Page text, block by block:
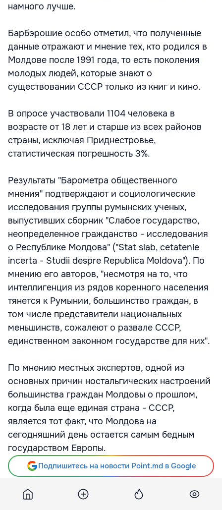
намного лучше.
Барбэрошие особо отметил, что полученные
данные отражают и мнение тех, кто родился в
Молдове после 1991 года, то есть поколения
молодых людей, которые знают о
существовании СССР только из книг и кино.
В опросе участвовали 1104 человека в
возрасте от 18 лет и старше из всех районов
страны, исключая Приднестровье,
статистическая погрешность 3%.
Результаты "Барометра общественного
мнения" подтверждают и социологические
исследования группы румынских ученых,
выпустивших сборник "Слабое государство,
неопределенное гражданство - исследования
о Республике Молдова" ("Stat slab, cetatenie
incerta - Studii despre Republica Moldova"). По
мнению его авторов, "несмотря на то, что
интеллигенция из рядов коренного населения
тянется к Румынии, большинство граждан, в
том числе представители национальных
меньшинств, сожалеют о развале СССР,
единственном законном государстве для них".
По мнению местных экспертов, одной из
основных причин ностальгических настроений
большинства граждан Молдовы о прошлом,
когда была еще единая страна - СССР,
является тот факт, что Молдова на
сегодняшний день остается самым бедным
государством Европы.
Подпишитесь на новости Point.md в Google
Источник E-NEWS